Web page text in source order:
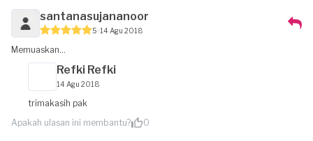
santanasujananoor
5 14 Agu 2018
Memuaskan...
Refki Refki
14 Agu 2018
trimakasih pak
Apakah ulasan ini membantu?
0